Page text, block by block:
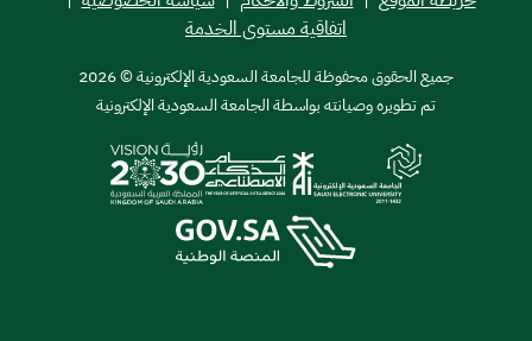
اتفاقية مستوى الخدمة
جميع الحقوق محفوظة للجامعة السعودية الإلكترونية © 2026
تم تطويره وصيانته بواسطة الجامعة السعودية الإلكترونية